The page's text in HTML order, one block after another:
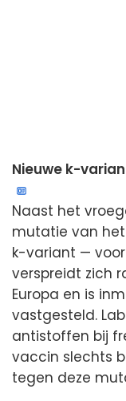
Nieuwe k-
Naast het
mutatie van
k-variant — voor
verspreidt zich
Europa en is
vastgesteld.
antistoffen bij
vaccin slechts
tegen deze